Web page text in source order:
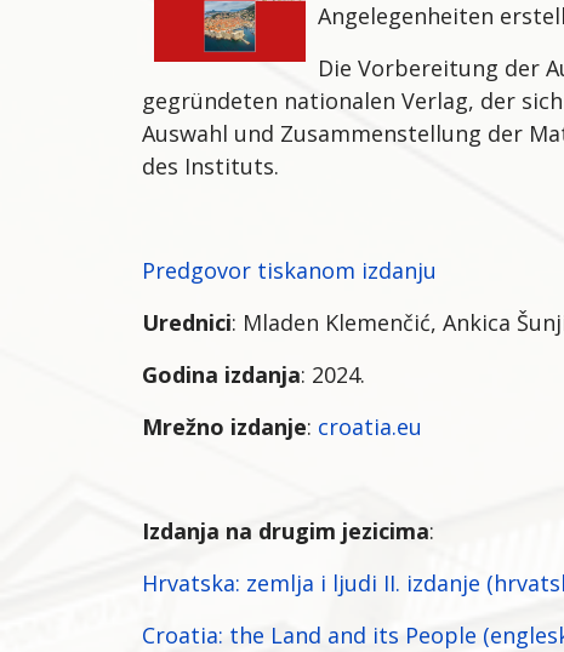
Angelegenheiten
Die Vorbereitung der
gegründeten nationalen Verlag, der
Auswahl und Zusammenstellung der
des Instituts.
Predgovor tiskanom izdanju
Urednici: Mladen Klemenčić, Ankica
Godina izdanja: 2024.
Mrežno izdanje: croatia.eu
Izdanja na drugim jezicima:
Hrvatska: zemlja i ljudi II. izdanje
Croatia: the Land and its People